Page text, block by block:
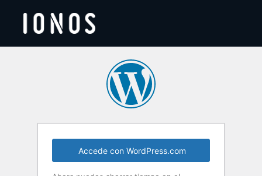
Accede con WordPress.com